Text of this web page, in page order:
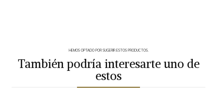
HEMOS OPTADO POR SUGERIR ESTOS PRODUCTOS.
También podría interesarte uno de
estos